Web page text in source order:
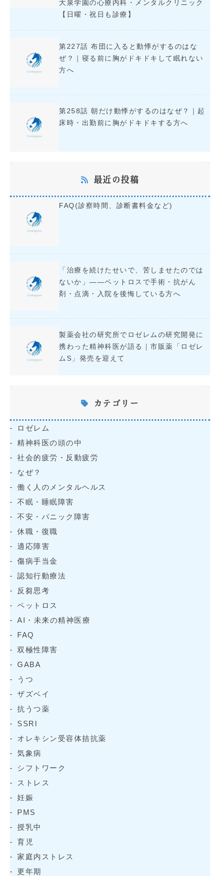
大泉学園の心療内科・メンタルクリニック
【日曜・祝日も診療】
第227話 布団に入ると動悸がするのはな
ぜ？｜寝る前に胸がドキドキして眠れない
方へ
第258話 朝だけ動悸がするのはなぜ？｜起
床時・出勤前に胸がドキドキする方へ
最近の投稿
FAQ(診察時間、診断書料金など)
「治療を続けたせいで、苦しませたのでは
ないか」――ペットロスで手術・抗がん
剤・点滴・入院を後悔している方へ
製薬会社の研究所でロゼレムの研究開発に
携わった精神科医が語る｜市販薬「ロゼレ
ムS」発売を迎えて
カテゴリー
ロゼレム
精神科医の頭の中
社会的疲労・反動疲労
なぜ？
働く人のメンタルヘルス
不眠・睡眠障害
不安・パニック障害
休職・復職
適応障害
傷病手当金
認知行動療法
反芻思考
ペットロス
AI・未来の精神医療
FAQ
双極性障害
GABA
うつ
ザズベイ
抗うつ薬
SSRI
オレキシン受容体拮抗薬
気象病
シフトワーク
ストレス
妊娠
PMS
授乳中
育児
家庭内ストレス
更年期